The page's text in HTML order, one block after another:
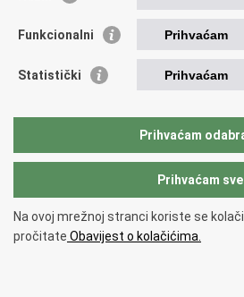
Vlada Republike Hrvatske
Memorijalni centar Domovinskog rata
Zaklada hrvatskih branitelja iz
Pučki pravobranitelj
Povjerenik za informiranje
Copyright © 2026 Ministarstvo hrvatskih
Uvjeti korištenja.
Funkcionalni Prihvaćam
Statistički Prihvaćam
Prihvaćam
Prihvaćam sve
Na ovoj mrežnoj stranci koriste se
pročitate Obavijest o kolačićima.